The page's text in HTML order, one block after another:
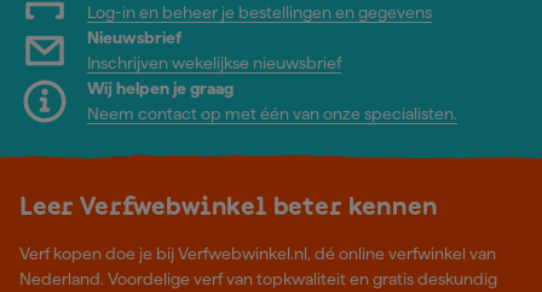
Log-in en beheer je bestellingen en gegevens
Nieuwsbrief
Inschrijven wekelijkse nieuwsbrief
Wij helpen je graag
Neem contact op met één van onze specialisten.
Leer Verfwebwinkel beter kennen
Verf kopen doe je bij Verfwebwinkel.nl, dé online verfwinkel van
Nederland. Voordelige verf van topkwaliteit en gratis deskundig